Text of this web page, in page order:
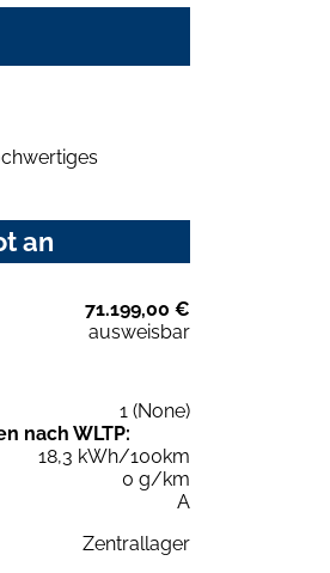
an
71.199,00 €
ausweisbar
1 (None)
nach WLTP:
18,3 kWh/100km
0 g/km
A
Zentrallager